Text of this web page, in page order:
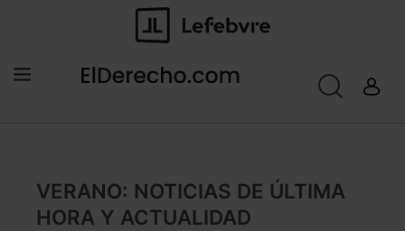
VERANO: NOTICIAS DE ÚLTIMA
HORA Y ACTUALIDAD